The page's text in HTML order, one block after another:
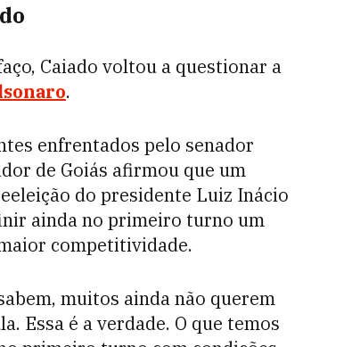
Caiado voltou a questionar a
.
enfrentados pelo senador
de Goiás afirmou que um
do presidente Luiz Inácio
ainda no primeiro turno um
competitividade.
muitos ainda não querem
Essa é a verdade. O que temos